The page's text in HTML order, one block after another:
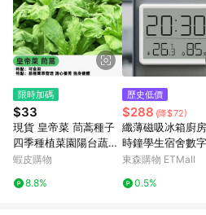
ETMall站內之折扣優惠(包含但不限於東
券等)，不具點數回饋資格。詳細請依東
顯示為準。 7. LINE購物設有「單一商品
殊活動時開放「回饋無上限」)，以同一
計算，並依訂單成立時間當下LINE購物
8. LINE購物為購物資訊整合性平台，商
如顯示之商品規格、顏色、價位、贈品與
頁不符，以銷售網頁標示為準。 9. 若有
日期+180天以內至LINE購物客服洽詢；
行申訴，恕無法贈點回饋。 10. 部分點
用，或不適用於無回饋商品。各點數紅包
請依點數紅包頁面規則為準。
限時加碼
$33
現貨 皇帝菜 茼蒿種子
四季種植菜園陽台蔬菜
小葉虎耳茼蒿 光杆茼蒿
成 鮮嫩火鍋蔬 葉菜類
蝦皮購物
8.8%
歷史低價
$288 (降$72)
纖薄磁吸冰箱廚
時鐘學生宿舍數
多功能電子溫溫度
東森購物 ETMall
0.5%